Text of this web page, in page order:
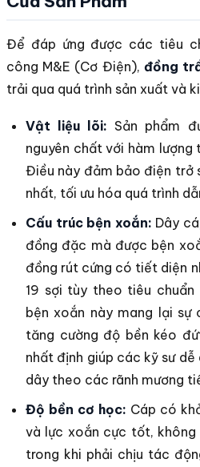
Để đáp ứng được các tiêu
công M&E (Cơ Điện), đồng
trải qua quá trình sản xuất và
Vật liệu lõi: Sản phẩm
nguyên chất với hàm
Điều này đảm bảo điện trở
nhất, tối ưu hóa quá trình
Cấu trúc bện xoắn: Dây
đồng đặc mà được bện
đồng rút cứng có tiết diện
19 sợi tùy theo tiêu
bện xoắn này mang lại sự
tăng cường độ bền kéo
nhất định giúp các kỹ sư dễ
dây theo các rãnh mương
Độ bền cơ học: Cáp có
và lực xoắn cực tốt,
trong khi phải chịu tác